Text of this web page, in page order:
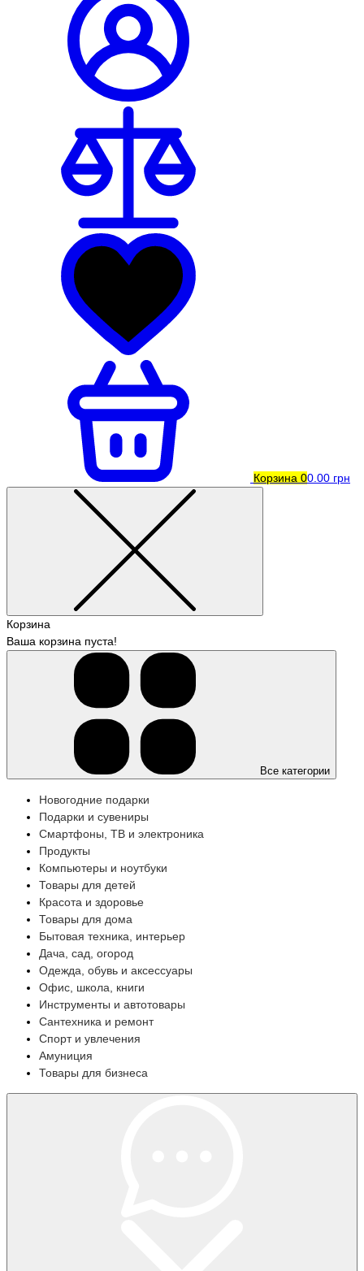
Корзина 00.00 грн
Корзина
Ваша корзина пуста!
Все категории
Новогодние подарки
Подарки и сувениры
Смартфоны, ТВ и электроника
Продукты
Компьютеры и ноутбуки
Товары для детей
Красота и здоровье
Товары для дома
Бытовая техника, интерьер
Дача, сад, огород
Одежда, обувь и аксессуары
Офис, школа, книги
Инструменты и автотовары
Сантехника и ремонт
Спорт и увлечения
Амуниция
Товары для бизнеса